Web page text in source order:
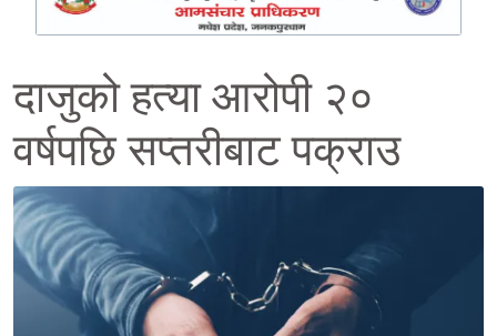
दाजुको हत्या आरोपी २०
वर्षपछि सप्तरीबाट पक्राउ